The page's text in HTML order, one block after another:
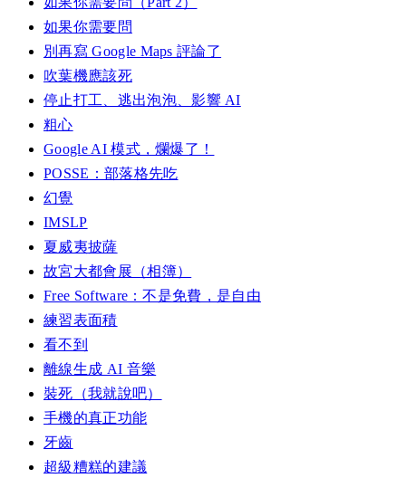
如果你需要問
別再寫 Google Maps 評論了
吹葉機應該死
停止打工、逃出泡泡、影響 AI
粗心
Google AI 模式，爛爆了！
POSSE：部落格先吃
幻覺
IMSLP
夏威夷披薩
故宮大都會展（相簿）
Free Software：不是免費，是自由
練習表面積
看不到
離線生成 AI 音樂
裝死（我就說吧）
手機的真正功能
牙齒
超級糟糕的建議